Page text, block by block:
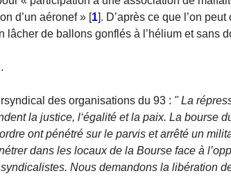
d’un aéronef » [1]. D’après ce que l’on
lâcher de ballons gonflés à l’hélium et sans
des organisations du 93 : " La
la justice, l‘égalité et la paix. La bourse
ont pénétré sur le parvis et arrêté un
dans les locaux de la Bourse face à
Nous demandons la libération